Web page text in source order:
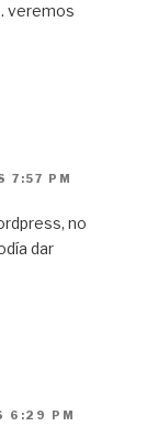
veremos
7:57 PM
no
dar
6:29 PM